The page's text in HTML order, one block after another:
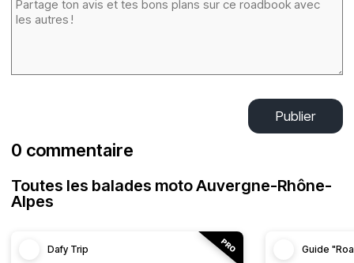
Publier
0 commentaire
Toutes les balades moto Auvergne-Rhône-
Alpes
Dafy Trip Guide